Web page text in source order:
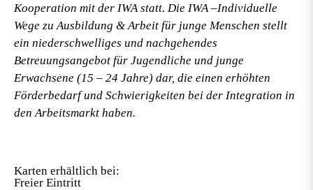
Kooperation mit der IWA statt. Die IWA –Individuelle
Wege zu Ausbildung & Arbeit für junge Menschen stellt
ein niederschwelliges und nachgehendes
Betreuungsangebot für Jugendliche und junge
Erwachsene (15 – 24 Jahre) dar, die einen erhöhten
Förderbedarf und Schwierigkeiten bei der Integration in
den Arbeitsmarkt haben.
Karten erhältlich bei:
Freier Eintritt